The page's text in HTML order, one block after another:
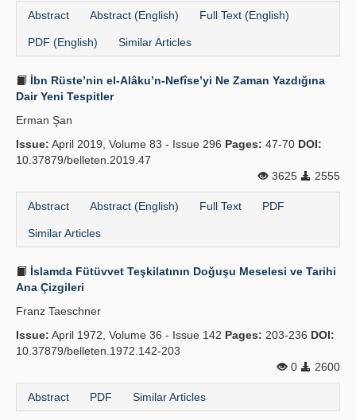
Abstract Abstract (English) Full Text (English)
PDF (English) Similar Articles
İbn Rüste’nin el-Alâku’n-Nefîse’yi Ne Zaman Yazdığına
Dair Yeni Tespitler
Erman Şan
Issue: April 2019, Volume 83 - Issue 296 Pages: 47-70 DOI:
10.37879/belleten.2019.47
3625
2555
Abstract Abstract (English) Full Text PDF
Similar Articles
İslamda Fütüvvet Teşkilatının Doğuşu Meselesi ve Tarihi
Ana Çizgileri
Franz Taeschner
Issue: April 1972, Volume 36 - Issue 142 Pages: 203-236 DOI:
10.37879/belleten.1972.142-203
0
2600
Abstract PDF Similar Articles